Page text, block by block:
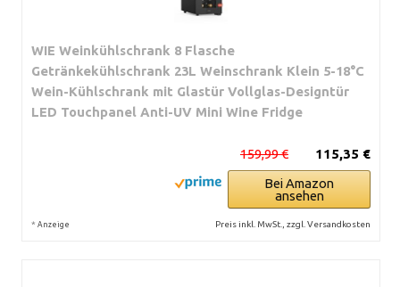
WIE Weinkühlschrank 8 Flasche
Getränkekühlschrank 23L Weinschrank Klein 5-18°C
Wein-Kühlschrank mit Glastür Vollglas-Designtür
LED Touchpanel Anti-UV Mini Wine Fridge
115,35 €
159,99 €
Bei Amazon
ansehen
* Anzeige Preis inkl. MwSt., zzgl. Versandkosten